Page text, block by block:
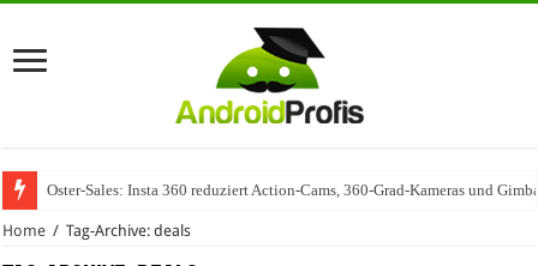
Oster-Sales: Insta 360 reduziert Action-Cams, 360-Grad-Kameras und
Home / Tag-Archive: deals